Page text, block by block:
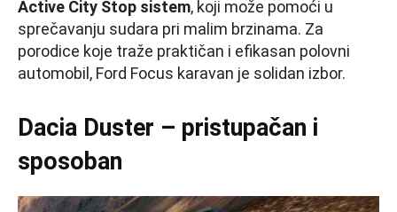
Active City Stop sistem, koji može pomoći u
sprečavanju sudara pri malim brzinama. Za
porodice koje traže praktičan i efikasan polovni
automobil, Ford Focus karavan je solidan izbor.
Dacia Duster – pristupačan i
sposoban